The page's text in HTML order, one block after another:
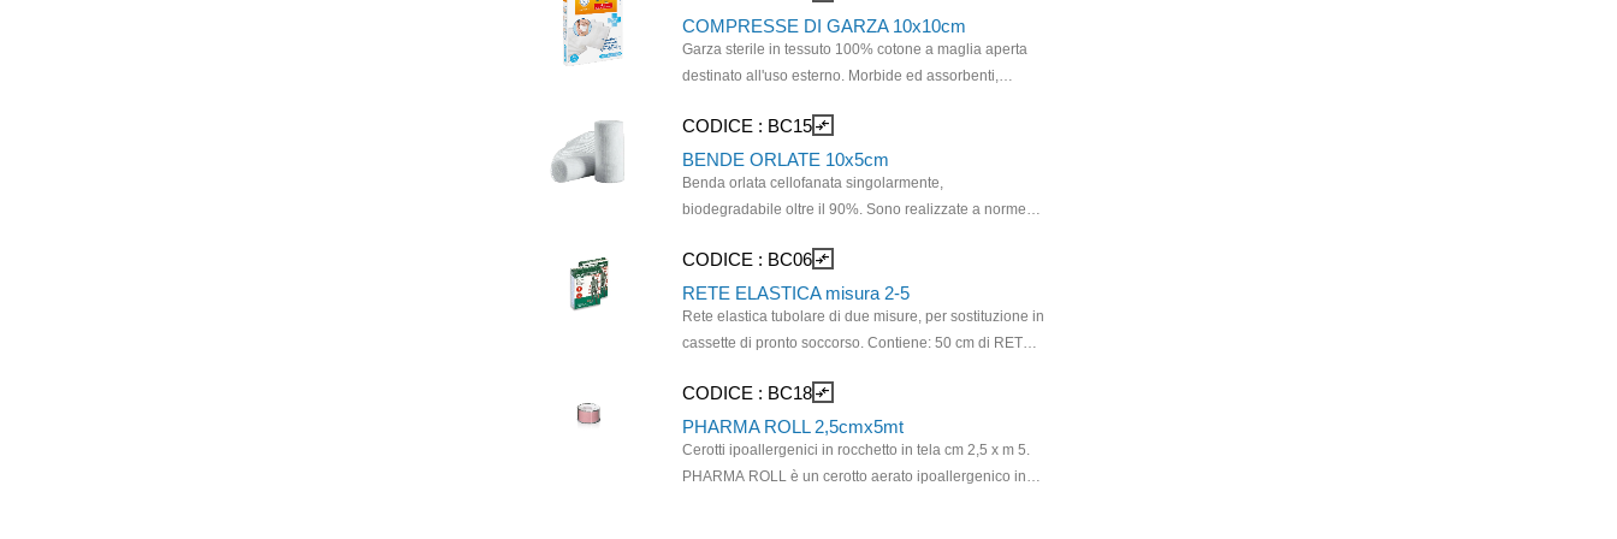
Pronto Soccorso di Enti, Unioni Volontarie di
Assistenza, Centri e Società Sportive, Palestre, Scuole,
Uffici.
Dimensioni garza: 18cm x 40cm.
COMPRESSE DI GARZA 10x10cm
Garza sterile in tessuto 100% cotone a maglia aperta
destinato all'uso esterno. Morbide ed assorbenti,
singolarmente in 4 buste da 25 pezzi. Dimensioni
garza: 10cm x 10cm.
CODICE : BC15 compare_arrows
BENDE ORLATE 10x5cm
Benda orlata cellofanata singolarmente,
biodegradabile oltre il 90%. Sono realizzate a norme
del tipo a 20 fili per cmq, composti da: 12 fili/cmq in
trama. La cellofanatura della singola benda garantisce
la massima igiene. Srotolare la benda e, dopo averne
tagliato la lunghezza desiderata, posizionare sulla
Adatto all'uso in Pronto Soccorso di Enti, Unioni
Volontarie di Assistenza, Centri e Società Sportive,
Palestre, Scuole, Uffici.
CODICE : BC06 compare_arrows
RETE ELASTICA misura 2-5
Rete elastica tubolare di due misure, per sostituzione in
cassette di pronto soccorso. Contiene: 50 cm di RETE
La rete elastica è composta pi pliammide al 73% e
gomma al 27%.
CODICE : BC18 compare_arrows
PHARMA ROLL 2,5cmx5mt
Cerotti ipoallergenici in rocchetto in tela cm 2,5 x m 5.
PHARMA ROLL è un cerotto aerato ipoallergenico in